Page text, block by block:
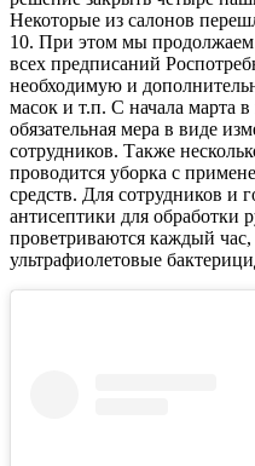
Некоторые из салонов
10. При этом мы продолжаем
всех предписаний
необходимую и
масок и т.п. С начала марта
обязательная мера в виде
сотрудников. Также
проводится уборка с
средств. Для сотрудников и
антисептики для обработки
проветриваются каждый
ультрафиолетовые